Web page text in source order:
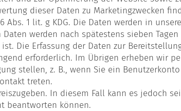
dieser Daten zu Marketingzwecken
1 lit. g KDG. Die Daten werden in
werden nach spätestens sieben
Die Erfassung der Daten zur
erforderlich. Im Übrigen erheben wir
stellen, z. B., wenn Sie ein
treten.
In diesem Fall kann es jedoch
beantworten können.